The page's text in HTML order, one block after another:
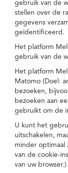
gebruik van de
stellen over de
gegevens
geïdentificeerd.
Het platform
gebruik van de
Het platform
Matomo (Doel:
bezoeken,
bezoeken aan
gebruikt om de
U kunt het
uitschakelen,
minder optimaal
van de cookie-
van uw browser.)